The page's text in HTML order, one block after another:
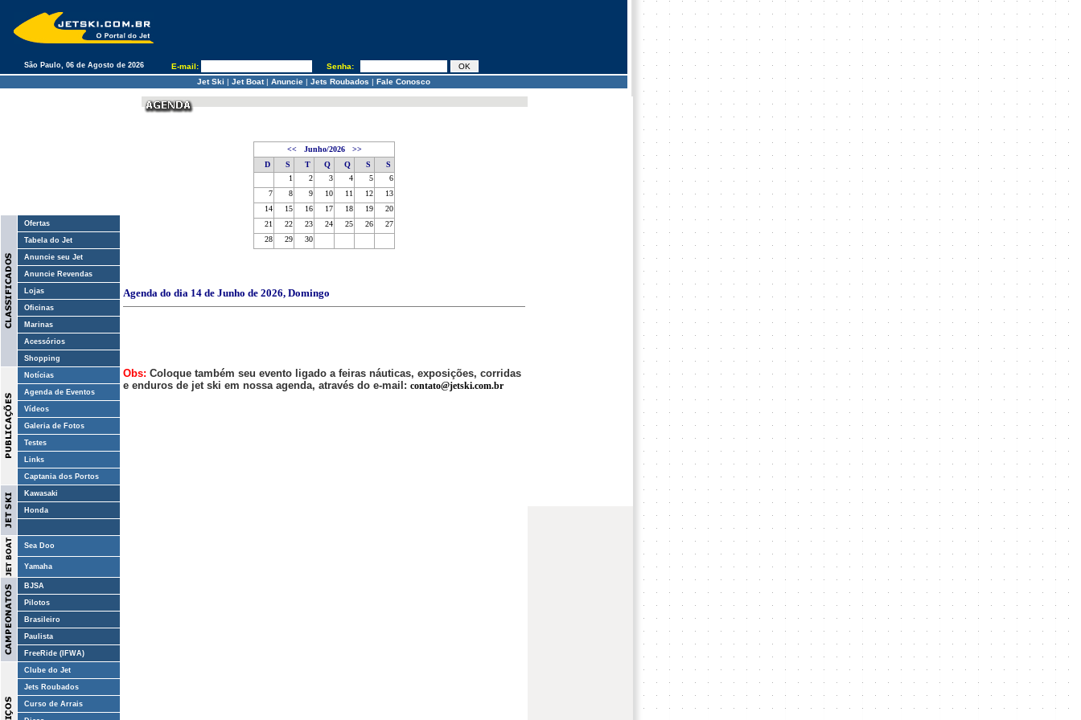
São Paulo, 06 de Agosto de 2026 E-mail:
Senha:
Jet Ski | Jet Boat| Anuncie | Jets Roubados | Fale Conosco
Ofertas
Tabela do Jet
Anuncie seu Jet
Anuncie Revendas
Lojas
Oficinas
Marinas
Acessórios
Shopping
Notícias
Agenda de Eventos
Vídeos
Galeria de Fotos
Testes
Links
Captania dos Portos
Kawasaki
Honda
Sea Doo
Yamaha
BJSA
Pilotos
Brasileiro
Paulista
FreeRide (IFWA)
Clube do Jet
Jets Roubados
Curso de Arrais
<< Junho/2026
>>
D
S T Q Q S
S
1
2 3 4 5
6
7
8 9 10 11 12
13
14
15 16 17 18 19
20
21
22 23 24 25 26
27
28
29 30
Agenda do dia 14 de Junho de 2026, Domingo
Obs: Coloque também seu evento ligado a feiras náuticas, exposições, corridas
e enduros de jet ski em nossa agenda, através do e-mail: contato@jetski.com.br